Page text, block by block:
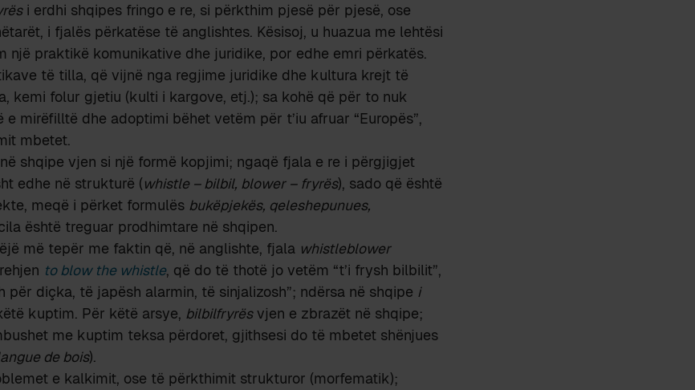
i erdhi shqipes fringo e re, si përkthim pjesë për pjesë, ose
i fjalës përkatëse të anglishtes. Kësisoj, u huazua me lehtësi
një praktikë komunikative dhe juridike, por edhe emri përkatës.
të tilla, që vijnë nga regjime juridike dhe kultura krejt të
kemi folur gjetiu (kulti i kargove, etj.); sa kohë që për to nuk
e mirëfilltë dhe adoptimi bëhet vetëm për t’iu afruar “Europës”,
mbetet.
shqipe vjen si një formë kopjimi; ngaqë fjala e re i përgjigjet
edhe në strukturë (whistle – bilbil, blower – fryrës), sado që është
meqë i përket formulës bukëpjekës, qeleshepunues,
është treguar prodhimtare në shqipen.
më tepër me faktin që, në anglishte, fjala whistleblower
to blow the whistle, që do të thotë jo vetëm “t’i frysh bilbilit”,
për diçka, të japësh alarmin, të sinjalizosh”; ndërsa në shqipe i
kuptim. Për këtë arsye, bilbilfryrësvjen e zbrazët në shqipe;
me kuptim teksa përdoret, gjithsesi do të mbetet shënjues
de bois).
e kalkimit, ose të përkthimit strukturor (morfematik);